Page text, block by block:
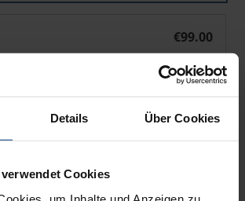
Details Über Cookies
Cookies
€99.00
Depending on the delivery address, VAT
Add to Cart